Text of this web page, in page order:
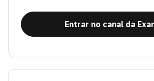
Entrar no canal da